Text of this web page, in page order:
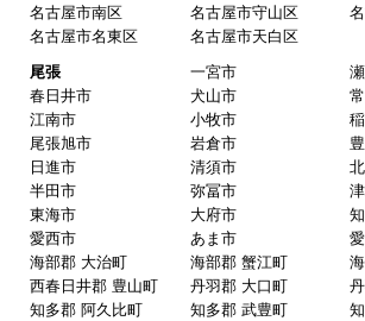
名古屋市南区
名古屋市守山区
名古屋市名東区
名古屋市天白区
尾張
一宮市
春日井市
犬山市
江南市
小牧市
尾張旭市
岩倉市
日進市
清須市
半田市
弥冨市
東海市
大府市
愛西市
あま市
海部郡 大治町
海部郡 蟹江町
西春日井郡 豊山町
丹羽郡 大口町
知多郡 阿久比町
知多郡 武豊町